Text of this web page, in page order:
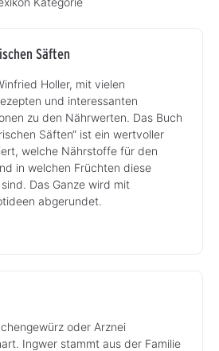
Säften
Holler, mit vielen
und interessanten
zu den Nährwerten. Das Buch
Säften“ ist ein wertvoller
welche Nährstoffe für den
in welchen Früchten diese
Das Ganze wird mit
abgerundet.
oder Arznei
Ingwer stammt aus der Familie